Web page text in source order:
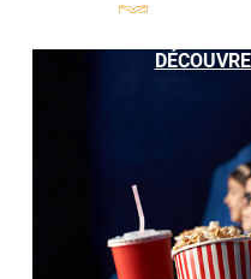
LIBRAIRIE
15 RUE
25502